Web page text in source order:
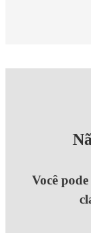
Você